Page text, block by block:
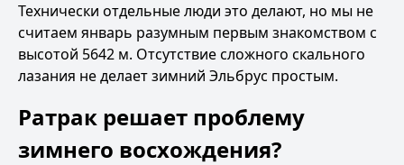
Технически отдельные люди это делают, но мы не
считаем январь разумным первым знакомством с
высотой 5642 м. Отсутствие сложного скального
лазания не делает зимний Эльбрус простым.
Ратрак решает проблему
зимнего восхождения?